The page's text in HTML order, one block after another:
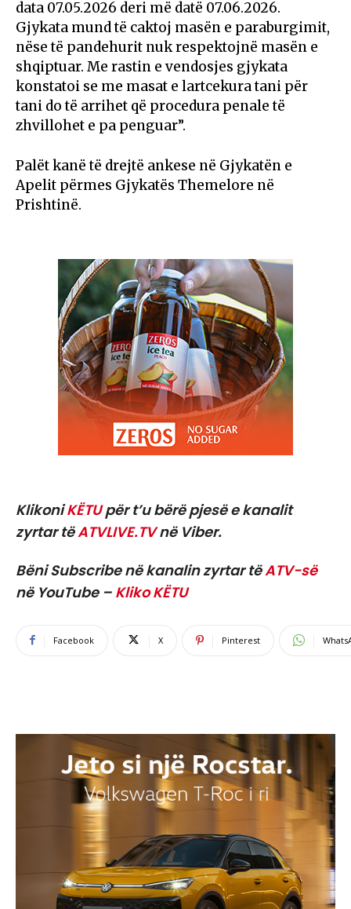
data 07.05.2026 deri më datë 07.06.2026.
Gjykata mund të caktoj masën e paraburgimit,
nëse të pandehurit nuk respektojnë masën e
shqiptuar. Me rastin e vendosjes gjykata
konstatoi se me masat e lartcekura tani për
tani do të arrihet që procedura penale të
zhvillohet e pa penguar”.
Palët kanë të drejtë ankese në Gjykatën e
Apelit përmes Gjykatës Themelore në
Prishtinë.
KlikoniKËTUpër t’u bërë pjesë e kanalit
zyrtar tëATVLIVE.TVnë Viber.
Bëni Subscribe në kanalin zyrtar tëATV-së
në YouTube – Kliko KËTU
Facebook X Pinterest